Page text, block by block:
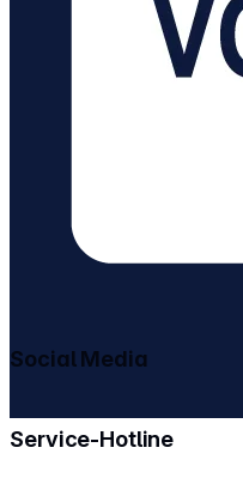
Service-Hotline
Social Media